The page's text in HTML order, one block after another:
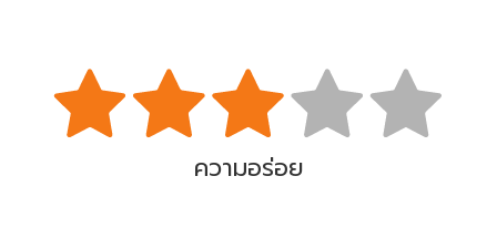
ความอร่อย